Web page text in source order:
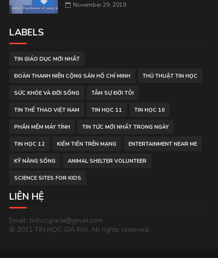
November 29, 2019
LABELS
TIN GIÁO DỤC MỚI NHẤT
ĐOÀN THANH NIÊN CỘNG SẢN HỒ CHÍ MINH THỦ THUẬT TIN HỌC
SỨC KHỎE VÀ ĐỜI SỐNG TÂM SỰ ĐỜI TÔI
TIN THỂ THAO VIỆT NAM TIN HỌC 11 TIN HỌC 10
PHẦN MỀM MÁY TÍNH TIN TỨC MỚI NHẤT TRONG NGÀY
TIN HỌC 12 KIẾM TIỀN TRÊN MẠNG ENTERTAINMENT NEAR ME
KỸ NĂNG SỐNG ANIMAL SHELTER VOLUNTEER
SCIENCE SITES FOR KIDS
LIÊN HỆ
Email: tinhocgiarai@gmail.com
© 2011 TIN HỌC GIÁ RAI. All rights reserved.